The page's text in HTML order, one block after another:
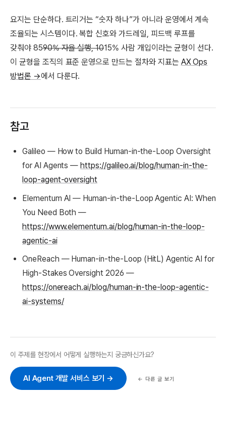
요지는 단순하다. 트리거는 “숫자 하나”가 아니라 운영에서 계속
조율되는 시스템이다. 복합 신호와 가드레일, 피드백 루프를
갖춰야 8590% 자율 실행, 1015% 사람 개입이라는 균형이 선다.
이 균형을 조직의 표준 운영으로 만드는 절차와 지표는 AX Ops
방법론 →에서 다룬다.
참고
Galileo — How to Build Human-in-the-Loop Oversight
for AI Agents —https://galileo.ai/blog/human-in-the-
loop-agent-oversight
Elementum AI — Human-in-the-Loop Agentic AI: When
You Need Both —
https://www.elementum.ai/blog/human-in-the-loop-
agentic-ai
OneReach — Human-in-the-Loop (HitL) Agentic AI for
High-Stakes Oversight 2026 —
https://onereach.ai/blog/human-in-the-loop-agentic-
ai-systems/
이 주제를 현장에서 어떻게 실행하는지 궁금하신가요?
AI Agent 개발 서비스 보기 → ← 다른 글 보기